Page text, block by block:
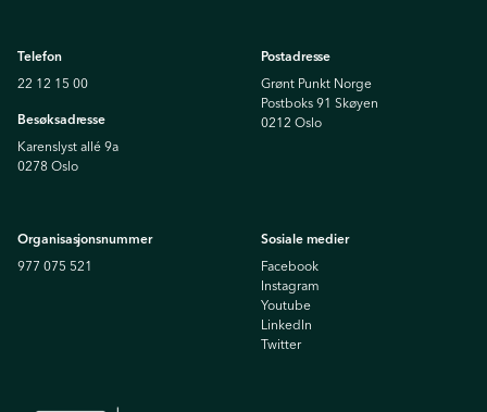
Telefon
22 12 15 00
Besøksadresse
Karenslyst allé 9a
0278 Oslo
Postadresse
Grønt Punkt Norge
Postboks 91 Skøyen
0212 Oslo
Organisasjonsnummer
977 075 521
Sosiale medier
Facebook
Instagram
Youtube
Linkedln
Twitter